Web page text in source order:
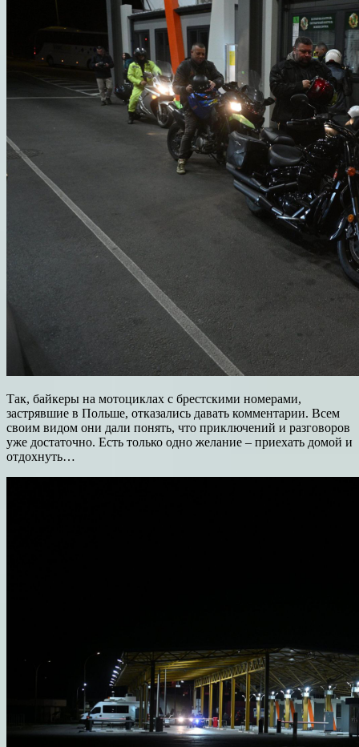
Так, байкеры на мотоциклах с брестскими номерами,
застрявшие в Польше, отказались давать комментарии. Всем
своим видом они дали понять, что приключений и разговоров
уже достаточно. Есть только одно желание – приехать домой и
отдохнуть…